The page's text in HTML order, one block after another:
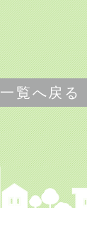
一覧へ戻る